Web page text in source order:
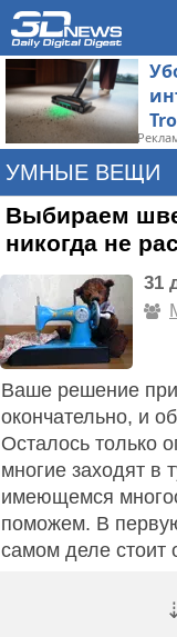
УМНЫЕ ВЕЩИ
Выбираем
никогда не
31
Ваше решение
окончательно, и
Осталось только
многие заходят в
имеющемся
поможем. В
самом деле стоит